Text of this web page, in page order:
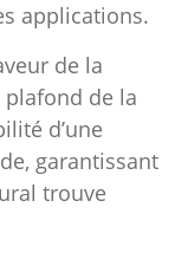
applications.
de la
de la
d’une
garantissant
trouve